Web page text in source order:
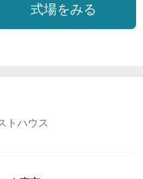
式場をみる
トハウス